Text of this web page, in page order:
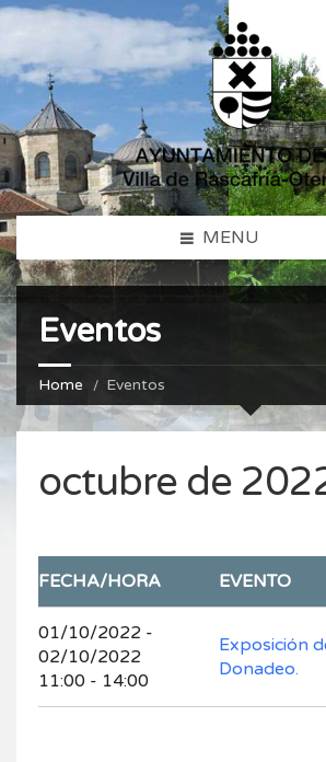
MENU
Eventos
Home Eventos
octubre de
FECHA/HORA EVENTO
01/10/2022 -
02/10/2022
11:00 - 14:00
Exposición
Donadeo.